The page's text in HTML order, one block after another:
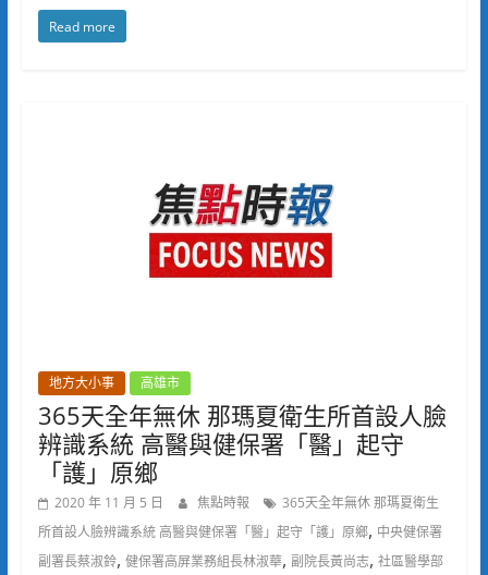
Read more
地方大小事 高雄市
365天全年無休 那瑪夏衛生所首設人臉
辨識系統 高醫與健保署「醫」起守
「護」原鄉
2020 年 11 月 5 日 焦點時報
365天全年無休 那瑪夏衛生
所首設人臉辨識系統 高醫與健保署「醫」起守「護」原鄉, 中央健保署
副署長蔡淑鈴, 健保署高屏業務組長林淑華, 副院長黃尚志, 社區醫學部